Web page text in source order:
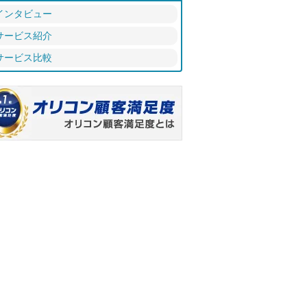
ンタビュー
ービス紹介
ービス比較